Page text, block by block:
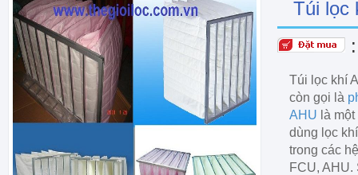
Túi lọc
Túi lọc khí
còn gọi là
AHU là
dùng lọc
trong các
FCU, AHU.